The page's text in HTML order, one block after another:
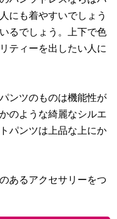
にも着やすいでしょう
るでしょう。上下で色
ティーを出したい人に
ンツのものは機能性が
のような綺麗なシルエ
パンツは上品な上にか
あるアクセサリーをつ